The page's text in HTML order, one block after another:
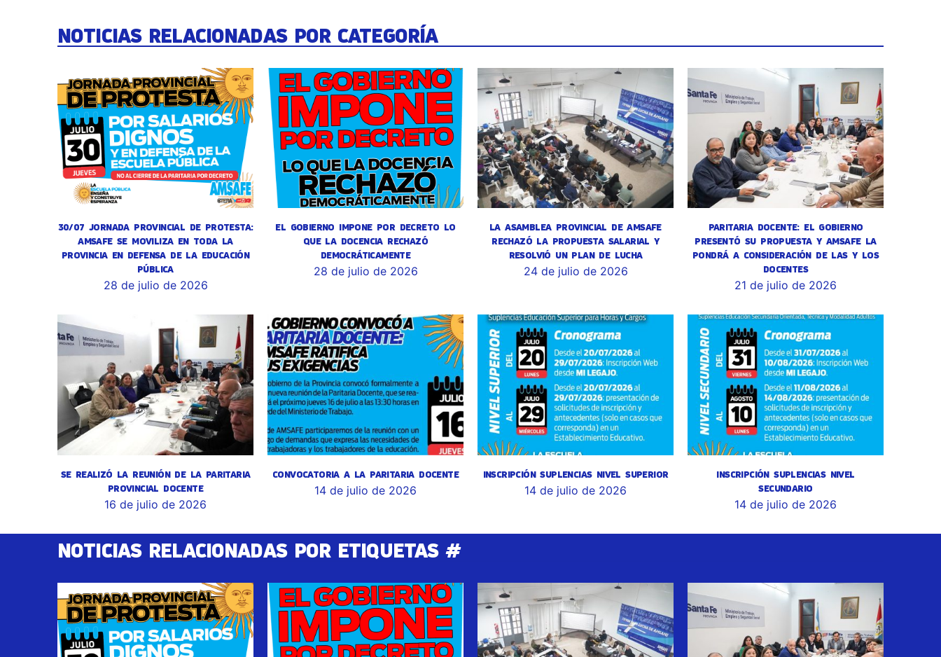
NOTICIAS RELACIONADAS POR CATEGORÍA
30/07 JORNADA PROVINCIAL DE PROTESTA:
AMSAFE SE MOVILIZA EN TODA LA
PROVINCIA EN DEFENSA DE LA EDUCACIÓN
PÚBLICA
28 de julio de 2026
EL GOBIERNO IMPONE POR DECRETO LO
QUE LA DOCENCIA RECHAZÓ
DEMOCRÁTICAMENTE
28 de julio de 2026
LA ASAMBLEA PROVINCIAL DE AMSAFE
RECHAZÓ LA PROPUESTA SALARIAL Y
RESOLVIÓ UN PLAN DE LUCHA
24 de julio de 2026
PARITARIA DOCENTE: EL GOBIERNO
PRESENTÓ SU PROPUESTA Y AMSAFE LA
PONDRÁ A CONSIDERACIÓN DE LAS Y LOS
DOCENTES
21 de julio de 2026
SE REALIZÓ LA REUNIÓN DE LA PARITARIA
PROVINCIAL DOCENTE
16 de julio de 2026
CONVOCATORIA A LA PARITARIA DOCENTE
14 de julio de 2026
INSCRIPCIÓN SUPLENCIAS NIVEL SUPERIOR
14 de julio de 2026
INSCRIPCIÓN SUPLENCIAS NIVEL
SECUNDARIO
14 de julio de 2026
NOTICIAS RELACIONADAS POR ETIQUETAS #